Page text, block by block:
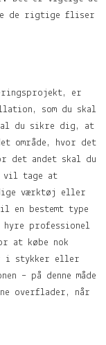
de rigtige fliser
er
som du skal
du sikre dig, at
område, hvor det
det andet skal du
vil tage at
værktøj eller
en bestemt type
professionel
at købe nok
i stykker eller
– på denne måde
overflader, når